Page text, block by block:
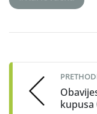
navigation
kupusa